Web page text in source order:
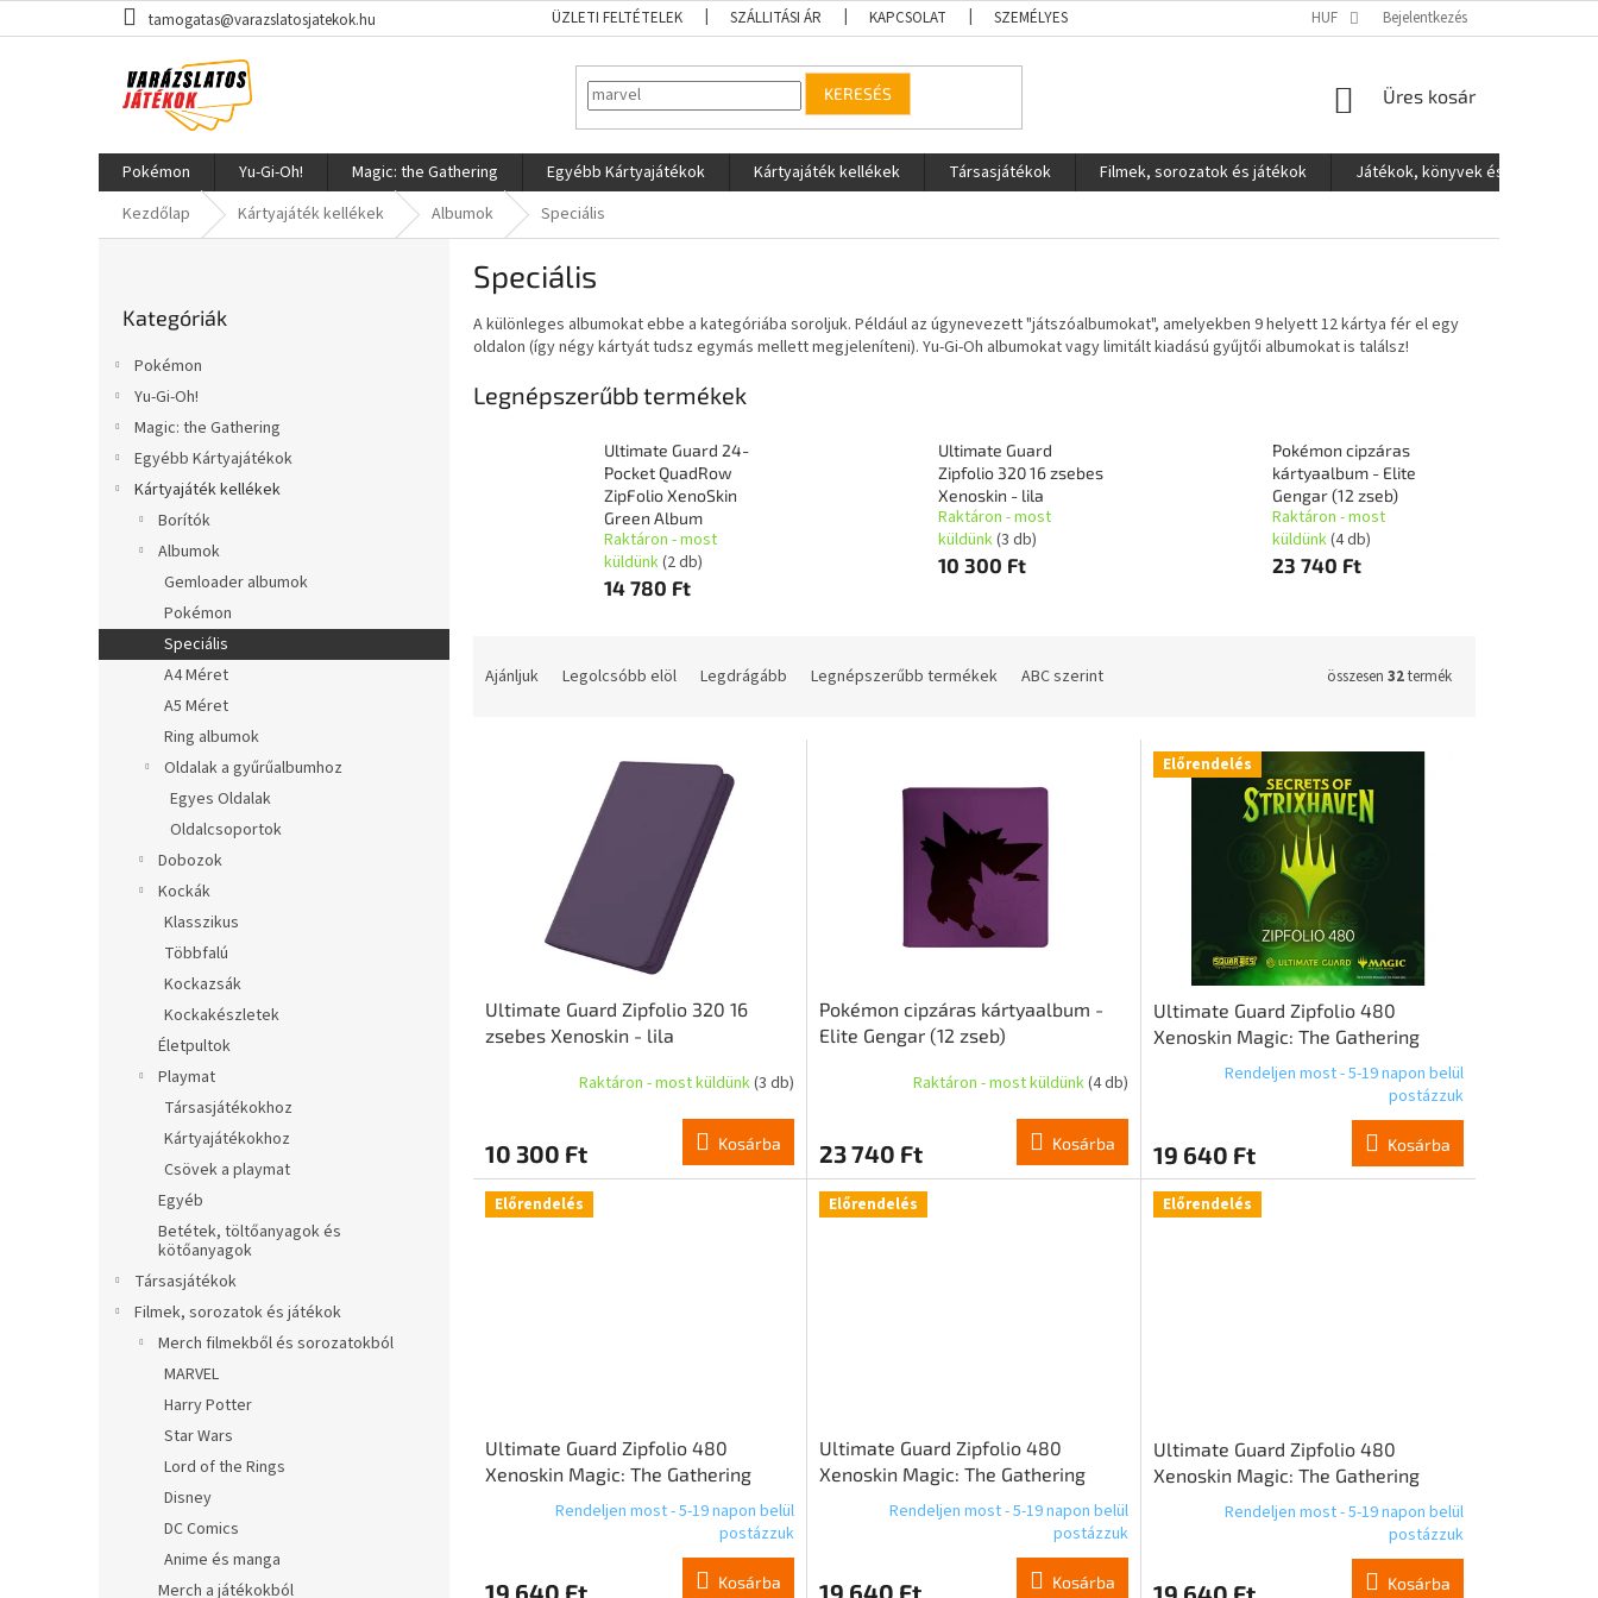
a
tamogatas@varazslatosjatekok.hu ÜZLETI FELTÉTELEK SZÁLLITÁSI ÁR KAPCSOLAT SZEMÉLYES ADATOK VÉDELME HUF Bejelentkezés
KERESÉS KOSÁR
Üres kosár
Pokémon Yu-Gi-Oh! Magic: the Gathering Egyébb Kártyajátékok Kártyajáték kellékek Társasjátékok Filmek, sorozatok és játékok
Játékok, könyvek és egyéb
Kezdőlap
Kártyajáték kellékek Albumok Speciális
átugrása
Kategóriák
Pokémon
Yu-Gi-Oh!
Magic: the Gathering
Egyébb Kártyajátékok
Kártyajáték kellékek
Borítók
Albumok
Gemloader albumok
Pokémon
Speciális
A4 Méret
A5 Méret
Ring albumok
Oldalak a gyűrűalbumhoz
Egyes Oldalak
Oldalcsoportok
Dobozok
Kockák
Klasszikus
Többfalú
Kockazsák
Kockakészletek
Életpultok
Playmat
Társasjátékokhoz
Kártyajátékokhoz
Csövek a playmat
Egyéb
Betétek, töltőanyagok és
kötőanyagok
Társasjátékok
Filmek, sorozatok és játékok
Merch filmekből és sorozatokból
MARVEL
Harry Potter
Star Wars
Lord of the Rings
Disney
DC Comics
Anime és manga
Merch a játékokból
Speciális
A különleges albumokat ebbe a kategóriába soroljuk. Például az úgynevezett "játszóalbumokat", amelyekben 9 helyett 12 kártya fér el egy
oldalon (így négy kártyát tudsz egymás mellett megjeleníteni). Yu-Gi-Oh albumokat vagy limitált kiadású gyűjtői albumokat is találsz!
Legnépszerűbb termékek
Ultimate Guard 24-
Pocket QuadRow
ZipFolio XenoSkin
Green Album
Raktáron - most
küldünk(2 db)
14 780 Ft
Ultimate Guard
Zipfolio 320 16 zsebes
Xenoskin - lila
Raktáron - most
küldünk(3 db)
10 300 Ft
Pokémon cipzáras
kártyaalbum - Elite
Gengar (12 zseb)
Raktáron - most
küldünk(4 db)
23 740 Ft
Ajánljuk Legolcsóbb elöl Legdrágább Legnépszerűbb termékek ABC szerint összesen 32termék
Ultimate Guard Zipfolio 320 16
zsebes Xenoskin - lila
Raktáron - most küldünk(3 db)
10 300 Ft Kosárba
Pokémon cipzáras kártyaalbum -
Elite Gengar (12 zseb)
Raktáron - most küldünk(4 db)
23 740 Ft Kosárba
Előrendelés
Ultimate Guard Zipfolio 480
Xenoskin Magic: The Gathering
"Secrets of Strixhaven" -
Rendeljen most - 5-19 napon belül
postázzuk
19 640 Ft Kosárba
Előrendelés
Ultimate Guard Zipfolio 480
Xenoskin Magic: The Gathering
"Secrets of Strixhaven" - Silverquill
Rendeljen most - 5-19 napon belül
postázzuk
19 640 Ft Kosárba
Előrendelés
Ultimate Guard Zipfolio 480
Xenoskin Magic: The Gathering
"Secrets of Strixhaven" - Quandrix
Rendeljen most - 5-19 napon belül
postázzuk
19 640 Ft Kosárba
Előrendelés
Ultimate Guard Zipfolio 480
Xenoskin Magic: The Gathering
"Secrets of Strixhaven" - Prismari
Rendeljen most - 5-19 napon belül
postázzuk
Kosárba